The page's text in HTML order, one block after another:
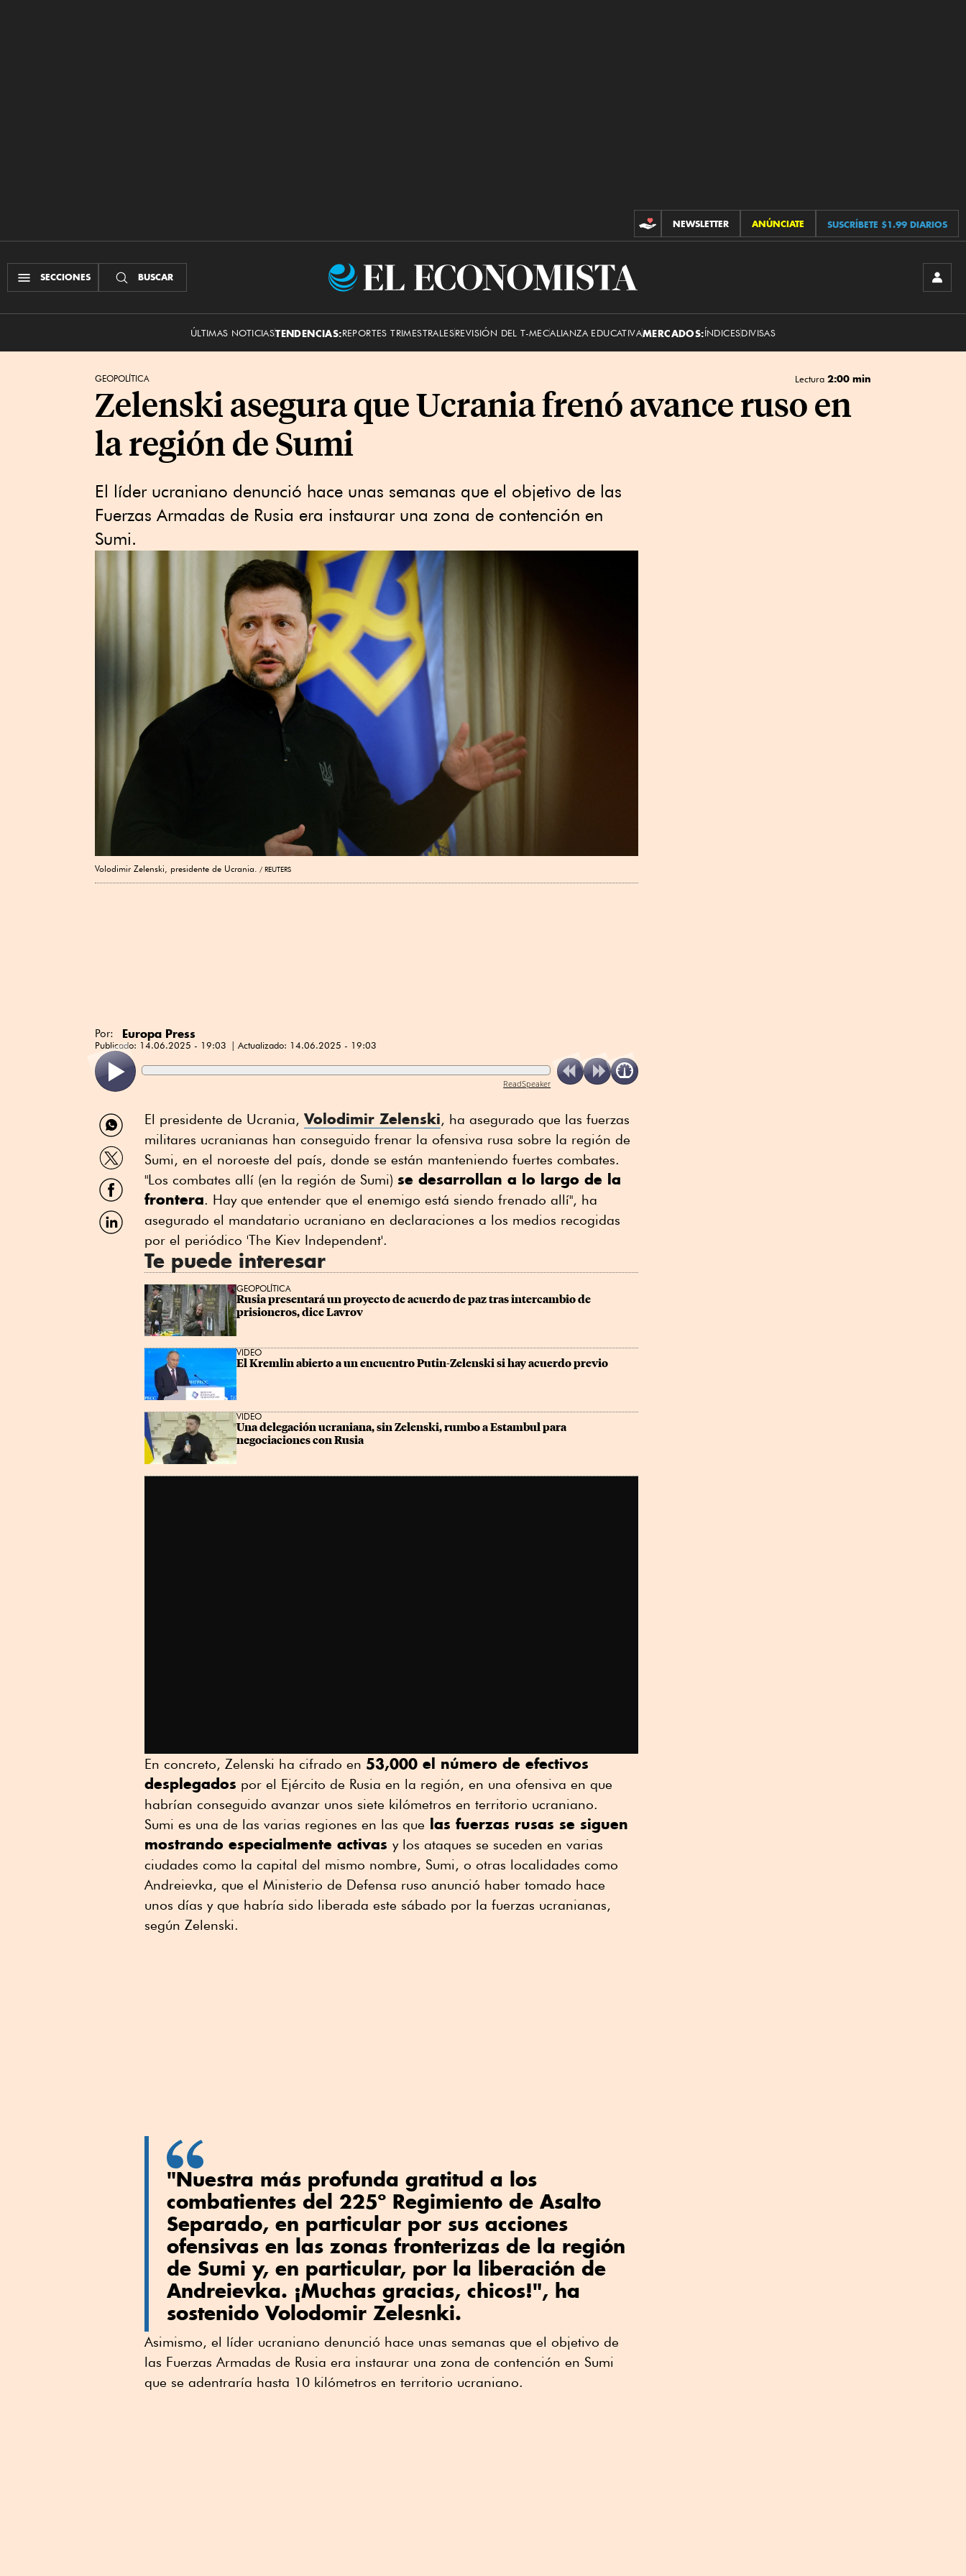
CONTRIBUCIONES
NEWSLETTER ANÚNCIATE SUSCRÍBETE $1.99 DIARIOS
SECCIONES BUSCAR
El
ÚLTIMAS NOTICIASTENDENCIAS:REPORTES TRIMESTRALESREVISIÓN DEL T-MECALIANZA EDUCATIVAMERCADOS:ÍNDICESDIVISAS
GEOPOLÍTICA Lectura 2:00 min
Zelenski asegura que Ucrania frenó avance ruso en
la región de Sumi
El líder ucraniano denunció hace unas semanas que el objetivo de las
Fuerzas Armadas de Rusia era instaurar una zona de contención en
Sumi.
Volodimir Zelenski, presidente de Ucrania. REUTERS
Por: Europa Press
Publicado: 14.06.2025 - 19:03 Actualizado: 14.06.2025 - 19:03
ReadSpeaker
Compartir
por
WhatsApp
Compartir
por
Twitter
Compartir
por
Facebook
Compartir
por
El presidente de Ucrania, Volodimir Zelenski, ha asegurado que las fuerzas
militares ucranianas han conseguido frenar la ofensiva rusa sobre la región de
Sumi, en el noroeste del país, donde se están manteniendo fuertes combates.
"Los combates allí (en la región de Sumi) se desarrollan a lo largo de la
frontera. Hay que entender que el enemigo está siendo frenado allí", ha
asegurado el mandatario ucraniano en declaraciones a los medios recogidas
por el periódico 'The Kiev Independent'.
Te puede interesar
GEOPOLÍTICA
Rusia presentará un proyecto de acuerdo de paz tras intercambio de
prisioneros, dice Lavrov
VIDEO
El Kremlin abierto a un encuentro Putin-Zelenski si hay acuerdo previo
VIDEO
Una delegación ucraniana, sin Zelenski, rumbo a Estambul para
negociaciones con Rusia
En concreto, Zelenski ha cifrado en 53,000 el número de efectivos
desplegados por el Ejército de Rusia en la región, en una ofensiva en que
habrían conseguido avanzar unos siete kilómetros en territorio ucraniano.
Sumi es una de las varias regiones en las que
las fuerzas rusas se siguen
mostrando especialmente activas y los ataques se suceden en varias
ciudades como la capital del mismo nombre, Sumi, o otras localidades como
Andreievka, que el Ministerio de Defensa ruso anunció haber tomado hace
unos días y que habría sido liberada este sábado por la fuerzas ucranianas,
según Zelenski.
"Nuestra más profunda gratitud a los
combatientes del 225º Regimiento de Asalto
Separado, en particular por sus acciones
ofensivas en las zonas fronterizas de la región
de Sumi y, en particular, por la liberación de
Andreievka. ¡Muchas gracias, chicos!", ha
sostenido Volodomir Zelesnki.
Asimismo, el líder ucraniano denunció hace unas semanas que el objetivo de
las Fuerzas Armadas de Rusia era instaurar una zona de contención en Sumi
que se adentraría hasta 10 kilómetros en territorio ucraniano.